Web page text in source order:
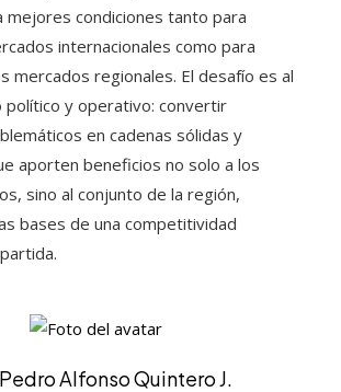
mejores condiciones tanto para
internacionales como para
mercados regionales. El desafío es al
político y operativo: convertir
en cadenas sólidas y
aporten beneficios no solo a los
sino al conjunto de la región,
bases de una competitividad
Alfonso Quintero J.